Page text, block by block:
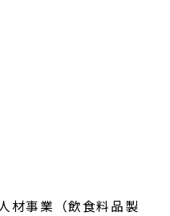
材事業（飲食料品製